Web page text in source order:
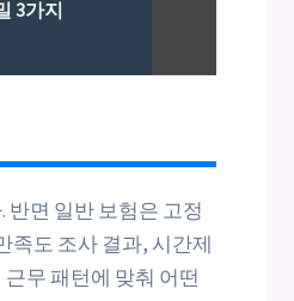
3가지
반면 일반 보험은 고정
족도 조사 결과, 시간제
무 패턴에 맞춰 어떤